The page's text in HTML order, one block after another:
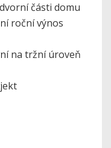
části domu
roční výnos
na tržní úroveň